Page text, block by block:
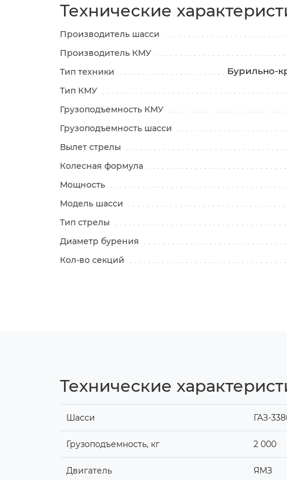
Технические
Производитель шасси
Производитель КМУ
Тип техники Бурильно-
Тип КМУ
Грузоподъемность КМУ
Грузоподъемность шасси
Вылет стрелы
Колесная формула
Мощность
Модель шасси
Тип стрелы
Диаметр бурения
Кол-во секций
Технические
Шасси ГАЗ-
Грузоподъемность, кг 2 000
Двигатель ЯМЗ